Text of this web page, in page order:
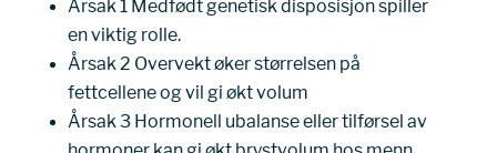
Årsak 1 Medfødt genetisk disposisjon spiller
en viktig rolle.
Årsak 2 Overvekt øker størrelsen på
fettcellene og vil gi økt volum
Årsak 3 Hormonell ubalanse eller tilførsel av